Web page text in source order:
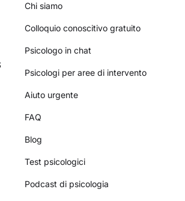
Chi siamo
Colloquio conoscitivo gratuito
Psicologo in chat
Psicologi per aree di intervento
Aiuto urgente
FAQ
Blog
Test psicologici
Podcast di psicologia